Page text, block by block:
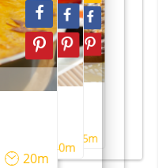
20m
40m
55m